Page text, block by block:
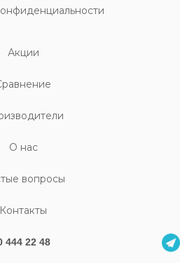
Акции
О нас
вопросы
Контакты
444 22 48